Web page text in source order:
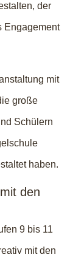
der
Engagement
mit
große
Schülern
haben.
den
9 bis 11
mit den